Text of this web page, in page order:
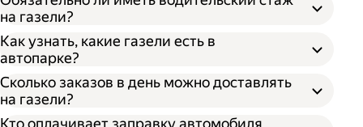
на газели?
Как узнать, какие газели есть в
автопарке?
Сколько заказов в день можно доставлять
на газели?
Кто оплачивает заправку автомобиля